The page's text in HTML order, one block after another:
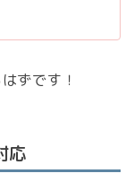
ずです！
応